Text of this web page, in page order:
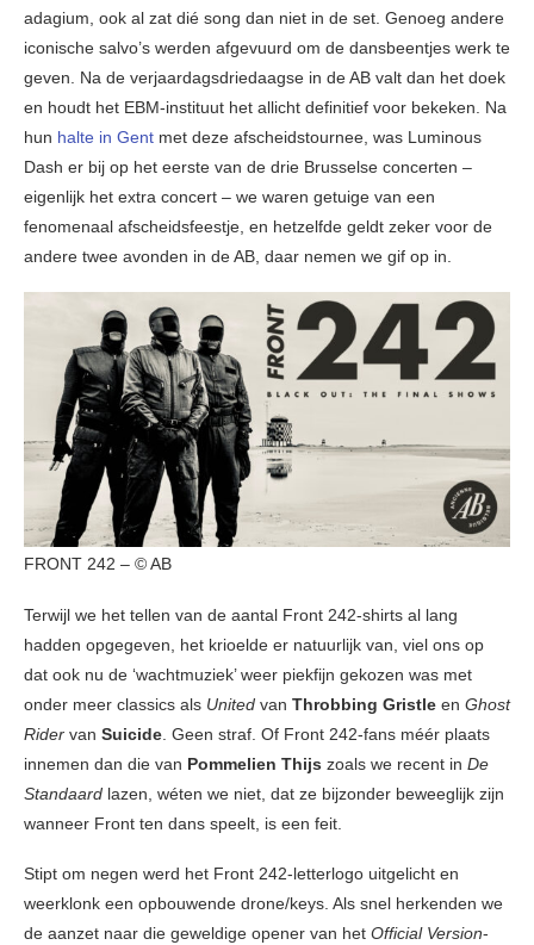
adagium, ook al zat dié song dan niet in de set. Genoeg andere
iconische salvo’s werden afgevuurd om de dansbeentjes werk te
geven. Na de verjaardagsdriedaagse in de AB valt dan het doek
en houdt het EBM-instituut het allicht definitief voor bekeken. Na
hun halte in Gent met deze afscheidstournee, was Luminous
Dash er bij op het eerste van de drie Brusselse concerten –
eigenlijk het extra concert – we waren getuige van een
fenomenaal afscheidsfeestje, en hetzelfde geldt zeker voor de
andere twee avonden in de AB, daar nemen we gif op in.
FRONT 242 – © AB
Terwijl we het tellen van de aantal Front 242-shirts al lang
hadden opgegeven, het krioelde er natuurlijk van, viel ons op
dat ook nu de ‘wachtmuziek’ weer piekfijn gekozen was met
onder meer classics als United van Throbbing Gristle en Ghost
Rider van Suicide. Geen straf. Of Front 242-fans méér plaats
innemen dan die van Pommelien Thijs zoals we recent in De
Standaard lazen, wéten we niet, dat ze bijzonder beweeglijk zijn
wanneer Front ten dans speelt, is een feit.
Stipt om negen werd het Front 242-letterlogo uitgelicht en
weerklonk een opbouwende drone/keys. Als snel herkenden we
de aanzet naar die geweldige opener van het Official Version-